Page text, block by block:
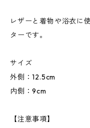
レザーと着物や浴衣に
ターです。
サイズ
外側：12.5cm
内側：9cm
【注意事項】